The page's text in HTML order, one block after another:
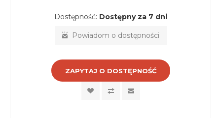
Dostępność: Dostępny za 7 dni
Powiadom o dostępności
ZAPYTAJ O DOSTĘPNOŚĆ